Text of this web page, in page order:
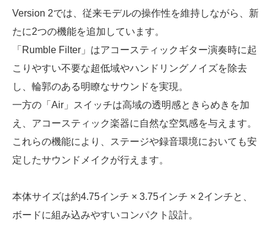
Version 2では、従来モデルの操作性を維持しながら、新
たに2つの機能を追加しています。
「Rumble Filter」はアコースティックギター演奏時に起
こりやすい不要な超低域やハンドリングノイズを除去
し、輪郭のある明瞭なサウンドを実現。
一方の「Air」スイッチは高域の透明感ときらめきを加
え、アコースティック楽器に自然な空気感を与えます。
これらの機能により、ステージや録音環境においても安
定したサウンドメイクが行えます。
本体サイズは約4.75インチ × 3.75インチ × 2インチと、
ボードに組み込みやすいコンパクト設計。